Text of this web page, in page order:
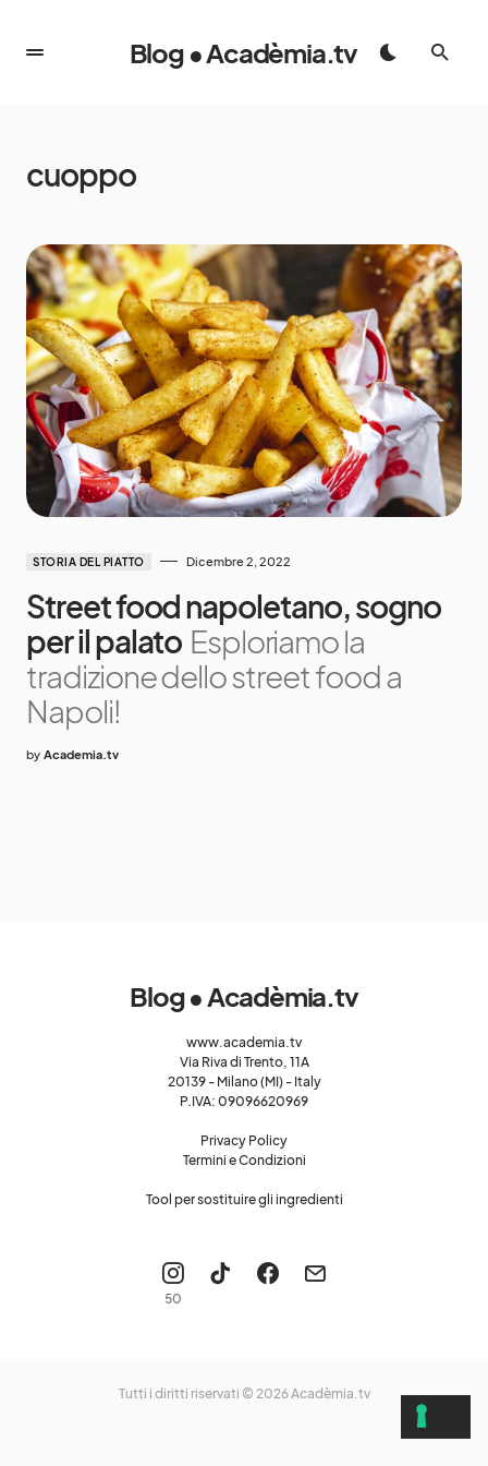
Blog • Acadèmia.tv
cuoppo
STORIA DEL PIATTO Dicembre 2, 2022
Street food napoletano, sogno
per il palato Esploriamo la
tradizione dello street food a
Napoli!
by Academia.tv
Blog • Acadèmia.tv
www.academia.tv
Via Riva di Trento, 11A
20139 - Milano (MI) - Italy
P.IVA: 09096620969
Privacy Policy
Termini e Condizioni
Tool per sostituire gli ingredienti
50
Tutti i diritti riservati © 2026Acadèmia.tv